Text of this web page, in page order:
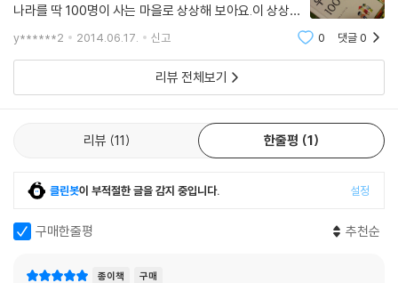
가장 잘사는 10가구와 가장 가난한 가구 10가구의 한 달 소득 차이를 제시
해 빈부의 격차를 실감나게 그려 낸다.
이런 예시를 통해 아이들은 교과서와 신문, 뉴스를 통해 접했던 사회 현상
들을 좀 더 구체화시켜 바라볼 수 있고, 그런 사회 현상이 나의 삶에 구체적
으로 어떤 영향을 미치고 있는지도 생각해 볼 수 있다. 그리고 각각의 사례
들이 숫자로 명확하게 제시되어 있기 때문에 그래프로 표현하기가 용이하
다. 학교나 가정에서 아이들과 함께 책을 읽고 그래프를 그려 보는 독후 활
나라를 딱 100명이 사는 마을로 상상해 보아요.이 상상의
마을에서 1명의 사람은 실제 세계에서 약 50만 명을 말하
는 거에요.' 라는 가정과 통계로 배우는 대한민국이다. 한
참 크는 아이들은 숫자공부를 재밌어 하기
y******2 2014.06.17. 신고 0 댓글0
리뷰 전체보기
리뷰 11 한줄평 1
클린봇이 부적절한 글을 감지 중입니다. 설정
구매한줄평 추천순
종이책 구매